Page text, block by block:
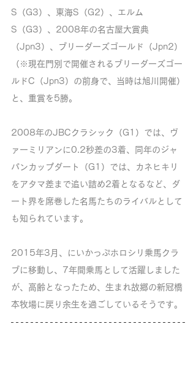
S（G3）、東海S（G2）、エルム
S（G3）、2008年の名古屋大賞典
（Jpn3）、ブリーダーズゴールド（Jpn2）
（※現在門別で開催されるブリーダーズゴー
ルドC（Jpn3）の前身で、当時は旭川開催）
と、重賞を5勝。
2008年のJBCクラシック（G1）では、ヴ
ァーミリアンに0.2秒差の3着、同年のジャ
パンカップダート（G1）では、カネヒキリ
をアタマ差まで追い詰め2着となるなど、ダ
ート界を席巻した名馬たちのライバルとして
も知られています。
2015年3月、にいかっぷホロシリ乗馬クラ
ブに移動し、7年間乗馬として活躍しました
が、高齢となったため、生まれ故郷の新冠橋
本牧場に戻り余生を過ごしているそうです。